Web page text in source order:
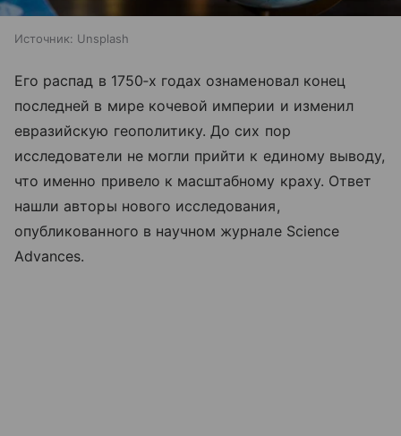
Источник: Unsplash
Его распад в 1750‑х годах ознаменовал конец
последней в мире кочевой империи и изменил
евразийскую геополитику. До сих пор
исследователи не могли прийти к единому выводу,
что именно привело к масштабному краху. Ответ
нашли авторы нового исследования,
опубликованного в научном журнале Science
Advances.